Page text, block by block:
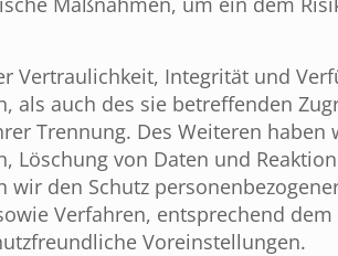
Vertraulichkeit, Integrität und
als auch des sie betreffenden
Trennung. Des Weiteren haben
Löschung von Daten und
den Schutz
Verfahren, entsprechend dem
Voreinstellungen.